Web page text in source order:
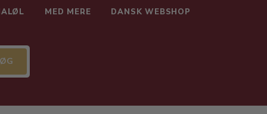
MED MERE DANSK WEBSHOP